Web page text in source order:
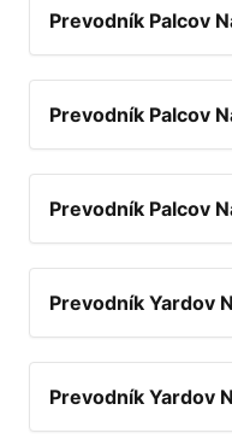
Prevodník Palcov
Prevodník Palcov
Prevodník Palcov
Prevodník Yardov
Prevodník Yardov